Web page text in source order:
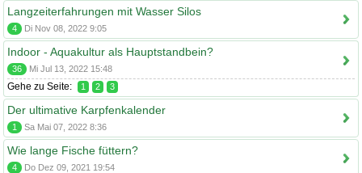
Langzeiterfahrungen mit Wasser Silos
4 Di Nov 08, 2022 9:05
Indoor - Aquakultur als Hauptstandbein?
36 Mi Jul 13, 2022 15:48
Gehe zu Seite: 1 2 3
Der ultimative Karpfenkalender
1 Sa Mai 07, 2022 8:36
Wie lange Fische füttern?
4 Do Dez 09, 2021 19:54